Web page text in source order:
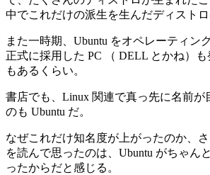
中でこれだけの派生を生んだディストロ
また一時期、Ubuntu をオペレーティン
正式に採用した PC （ DELL とかね）
もあるくらい。
書店でも、Linux 関連で真っ先に名前が
のも Ubuntu だ。
なぜこれだけ知名度が上がったのか、
を読んで思ったのは、Ubuntu がちゃん
ったからだと感じる。